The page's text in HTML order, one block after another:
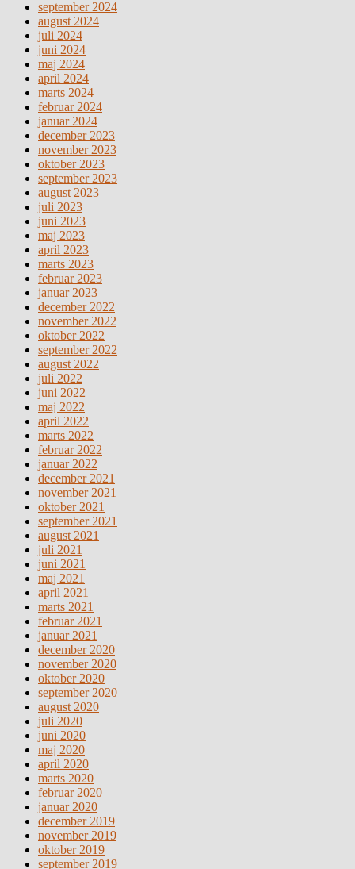
september 2024
august 2024
juli 2024
juni 2024
maj 2024
april 2024
marts 2024
februar 2024
januar 2024
december 2023
november 2023
oktober 2023
september 2023
august 2023
juli 2023
juni 2023
maj 2023
april 2023
marts 2023
februar 2023
januar 2023
december 2022
november 2022
oktober 2022
september 2022
august 2022
juli 2022
juni 2022
maj 2022
april 2022
marts 2022
februar 2022
januar 2022
december 2021
november 2021
oktober 2021
september 2021
august 2021
juli 2021
juni 2021
maj 2021
april 2021
marts 2021
februar 2021
januar 2021
december 2020
november 2020
oktober 2020
september 2020
august 2020
juli 2020
juni 2020
maj 2020
april 2020
marts 2020
februar 2020
januar 2020
december 2019
november 2019
oktober 2019
september 2019